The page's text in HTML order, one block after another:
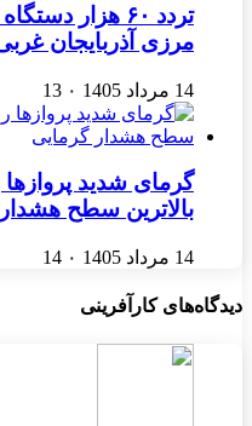
تردد ۶۰ هزار
مرزی آذربایجان
14 مرداد 1405 ۰ 13
گرمای شدید
بالاترین سطح
14 مرداد 1405 ۰ 14
دیدگاه‌های کارآفرینی